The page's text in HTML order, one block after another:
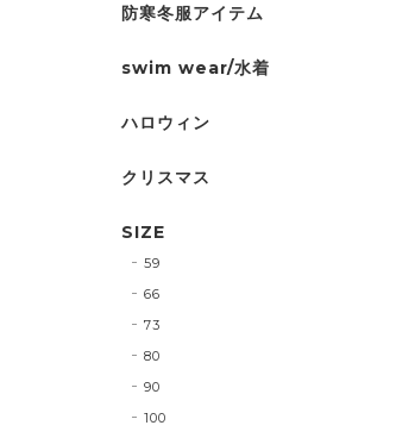
防寒冬服アイテム
swim wear/水着
ハロウィン
クリスマス
SIZE
59
66
73
80
90
100